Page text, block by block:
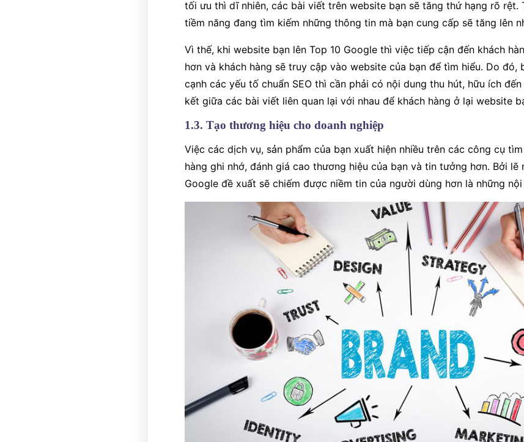
tối ưu thì dĩ nhiên, các bài viết trên website bạn sẽ tăng thứ hạng rõ rệt.
tiềm năng đang tìm kiếm những thông tin mà bạn cung cấp sẽ tăng lên
Vì thế, khi website bạn lên Top 10 Google thì việc tiếp cận đến khách
hơn và khách hàng sẽ truy cập vào website của bạn để tìm hiểu. Do đó,
cạnh các yếu tố chuẩn SEO thì cần phải có nội dung thu hút, hữu ích
kết giữa các bài viết liên quan lại với nhau để khách hàng ở lại website
1.3. Tạo thương hiệu cho doanh nghiệp
Việc các dịch vụ, sản phẩm của bạn xuất hiện nhiều trên các công cụ
hàng ghi nhớ, đánh giá cao thương hiệu của bạn và tin tưởng hơn. Bởi lẽ
Google đề xuất sẽ chiếm được niềm tin của người dùng hơn là những